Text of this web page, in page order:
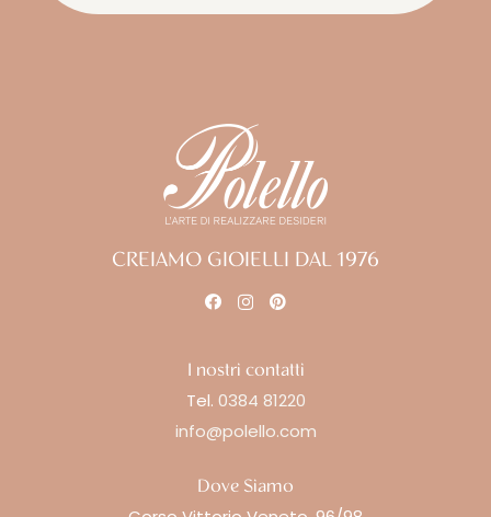
CREIAMO GIOIELLI DAL 1976
I nostri contatti
Tel. 0384 81220
info@polello.com
Dove Siamo